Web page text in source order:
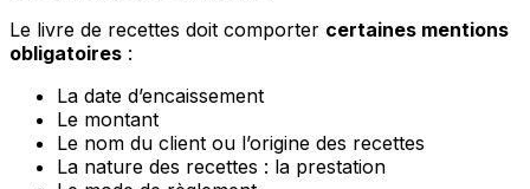
Le livre de recettes doit comporter certaines mentions
obligatoires :
La date d’encaissement
Le montant
Le nom du client ou l’origine des recettes
La nature des recettes : la prestation